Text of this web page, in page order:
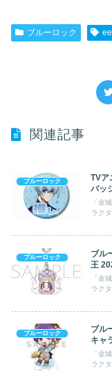
ブルーロック
関連記事
ブルーロック
TVア
バッ
「金
ラク
ブルーロック
ブル
王
「金
ラク
ブルーロック
ブル
キャ
「金